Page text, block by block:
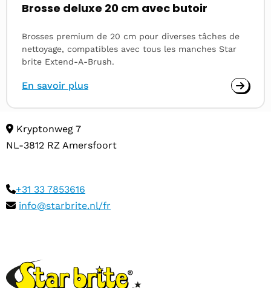
Brosse deluxe 20 cm avec butoir
Brosses premium de 20 cm pour diverses tâches de
nettoyage, compatibles avec tous les manches Star
brite Extend-A-Brush.
En savoir plus
Kryptonweg 7
NL-3812 RZ Amersfoort
+31 33 7853616
info@starbrite.nl/fr